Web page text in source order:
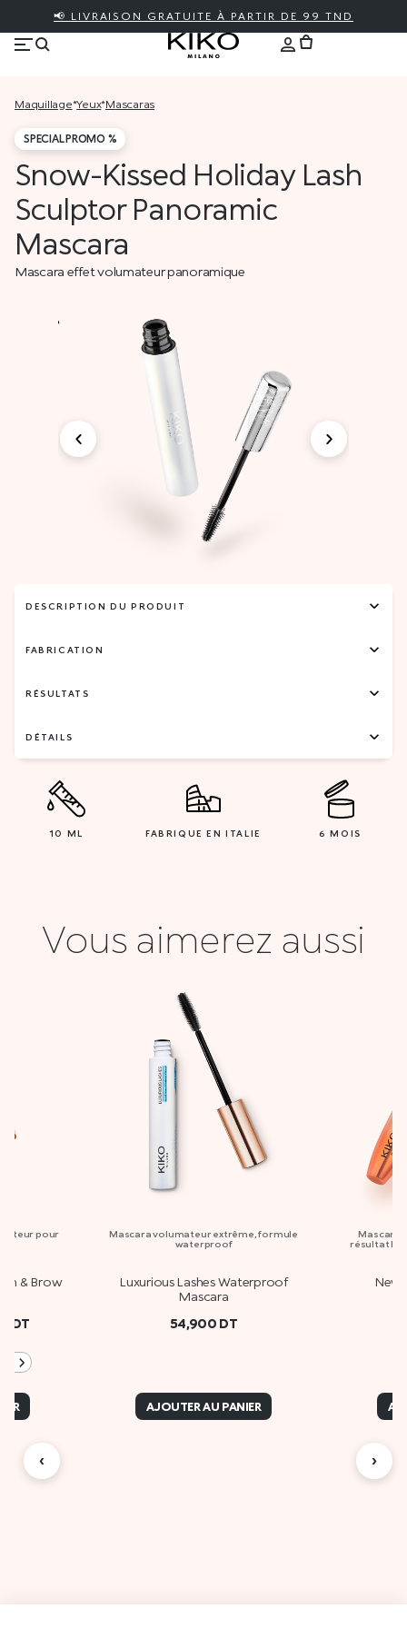
📢 LIVRAISON GRATUITE À PARTIR DE 99 TND
maquillage* yeux* mascaras
SPECIAL PROMO %
Snow-Kissed Holiday Lash
Sculptor Panoramic
Mascara
Mascara effet volumateur panoramique
DESCRIPTION DU PRODUIT
FABRICATION
RÉSULTATS
DÉTAILS
10 ML FABRIQUE EN ITALIE 6 MOIS
Vous aimerez aussi
pour
& Brow
DT
Mascara volumateur extrême, formule
waterproof
Luxurious Lashes Waterproof
Mascara
54,900 DT
AJOUTER AU PANIER
Mascara
résultat
New
‹ ›